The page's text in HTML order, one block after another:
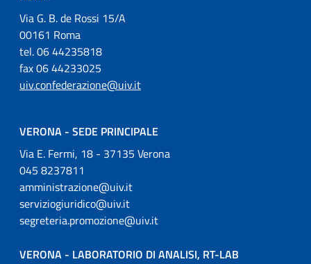
Via G. B. de Rossi 15/A
00161 Roma
tel. 06 44235818
fax 06 44233025
uiv.confederazione@uiv.it
VERONA - SEDE PRINCIPALE
Via E. Fermi, 18 - 37135 Verona
045 8237811
amministrazione@uiv.it
serviziogiuridico@uiv.it
segreteria.promozione@uiv.it
VERONA - LABORATORIO DI ANALISI, RT-LAB